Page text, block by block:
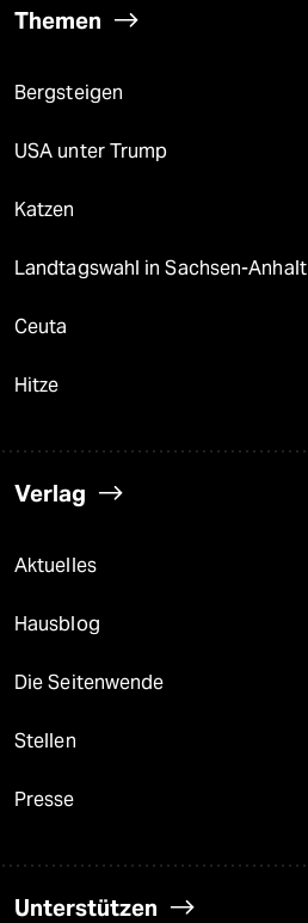
Themen
Bergsteigen
USA unter Trump
Katzen
Landtagswahl in Sachsen-Anhalt
Ceuta
Hitze
Verlag
Aktuelles
Hausblog
Die Seitenwende
Stellen
Presse
Unterstützen